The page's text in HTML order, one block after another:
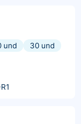
und
30 und